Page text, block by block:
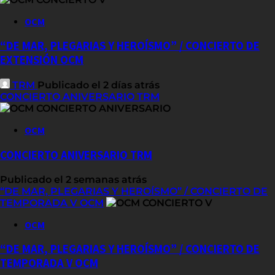
OCM
“DE MAR, PLEGARIAS Y HEROÍSMO” / CONCIERTO DE
EXTENSIÓN OCM
TRM Publicado el 2 días atrás
CONCIERTO ANIVERSARIO TRM
OCM
CONCIERTO ANIVERSARIO TRM
Publicado el 2 semanas atrás
“DE MAR, PLEGARIAS Y HEROÍSMO” / CONCIERTO DE
TEMPORADA V OCM
OCM
“DE MAR, PLEGARIAS Y HEROÍSMO” / CONCIERTO DE
TEMPORADA V OCM